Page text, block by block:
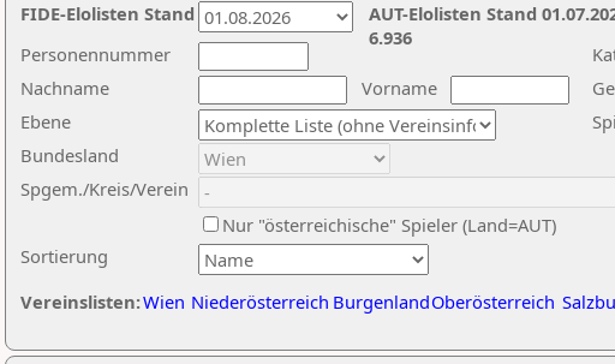
Nachname
Vorname
Ebene
Sortierung
Personennummer
Bundesland
Spgem./Kreis/Verein
Nur "österreichische" Spieler (Land=AUT)
Vereinslisten:Wien Niederösterreich BurgenlandOberösterreich
AUT-Elolisten Stand
6.936
FIDE-Elolisten Stand